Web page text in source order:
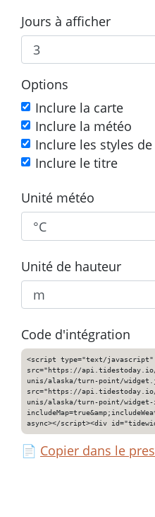
Jours à afficher
Options
Inclure la carte
Inclure la météo
Inclure les styles
Inclure le titre
Unité météo
Unité de hauteur
Code d'intégration
<script type="text/javascript"
src="https://
unis/alaska/turn-point/
src="https://
unis/alaska/turn-point/
async></script><div
📄 Copier dans le